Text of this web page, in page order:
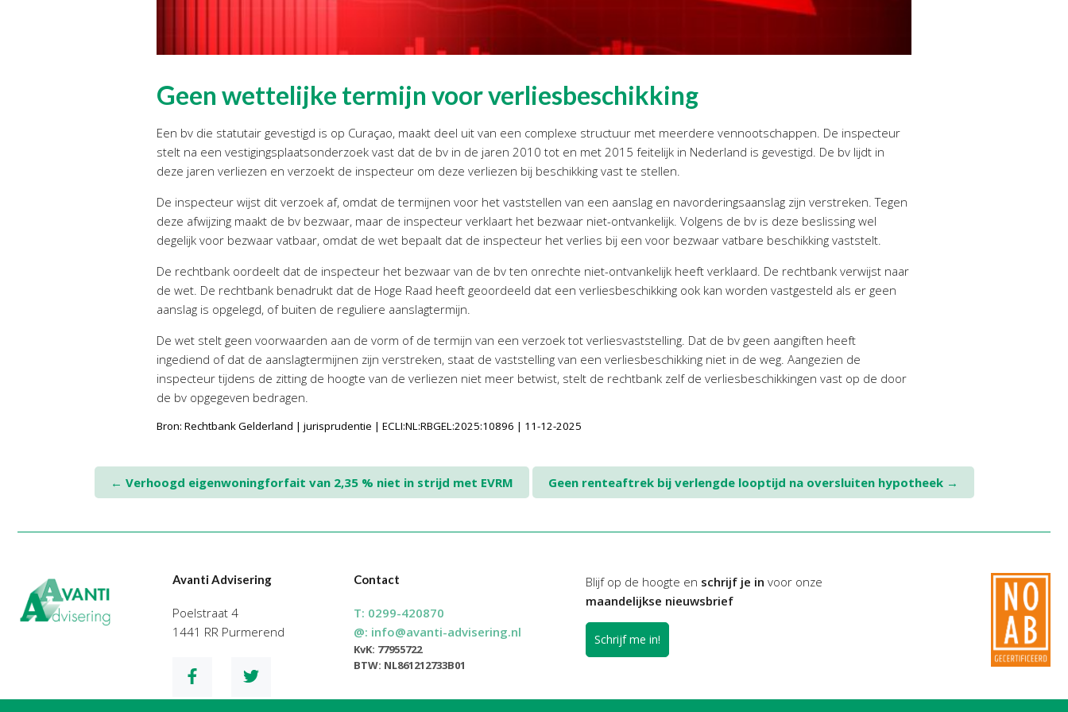
Geen wettelijke termijn voor verliesbeschikking
Een bv die statutair gevestigd is op Curaçao, maakt deel uit van een complexe structuur met meerdere vennootschappen. De inspecteur
stelt na een vestigingsplaatsonderzoek vast dat de bv in de jaren 2010 tot en met 2015 feitelijk in Nederland is gevestigd. De bv lijdt in
deze jaren verliezen en verzoekt de inspecteur om deze verliezen bij beschikking vast te stellen.
De inspecteur wijst dit verzoek af, omdat de termijnen voor het vaststellen van een aanslag en navorderingsaanslag zijn verstreken. Tegen
deze afwijzing maakt de bv bezwaar, maar de inspecteur verklaart het bezwaar niet-ontvankelijk. Volgens de bv is deze beslissing wel
degelijk voor bezwaar vatbaar, omdat de wet bepaalt dat de inspecteur het verlies bij een voor bezwaar vatbare beschikking vaststelt.
De rechtbank oordeelt dat de inspecteur het bezwaar van de bv ten onrechte niet-ontvankelijk heeft verklaard. De rechtbank verwijst naar
de wet. De rechtbank benadrukt dat de Hoge Raad heeft geoordeeld dat een verliesbeschikking ook kan worden vastgesteld als er geen
aanslag is opgelegd, of buiten de reguliere aanslagtermijn.
De wet stelt geen voorwaarden aan de vorm of de termijn van een verzoek tot verliesvaststelling. Dat de bv geen aangiften heeft
ingediend of dat de aanslagtermijnen zijn verstreken, staat de vaststelling van een verliesbeschikking niet in de weg. Aangezien de
inspecteur tijdens de zitting de hoogte van de verliezen niet meer betwist, stelt de rechtbank zelf de verliesbeschikkingen vast op de door
de bv opgegeven bedragen.
Bron: Rechtbank Gelderland | jurisprudentie | ECLI:NL:RBGEL:2025:10896 | 11-12-2025
← Verhoogd eigenwoningforfait van 2,35 % niet in strijd met EVRM Geen renteaftrek bij verlengde looptijd na oversluiten hypotheek →
Avanti Advisering
Poelstraat 4
1441 RR Purmerend
Contact
T: 0299-420870
@: info@avanti-advisering.nl
KvK: 77955722
BTW: NL861212733B01
Blijf op de hoogte en schrijf je in voor onze
maandelijkse nieuwsbrief
Schrijf me in!